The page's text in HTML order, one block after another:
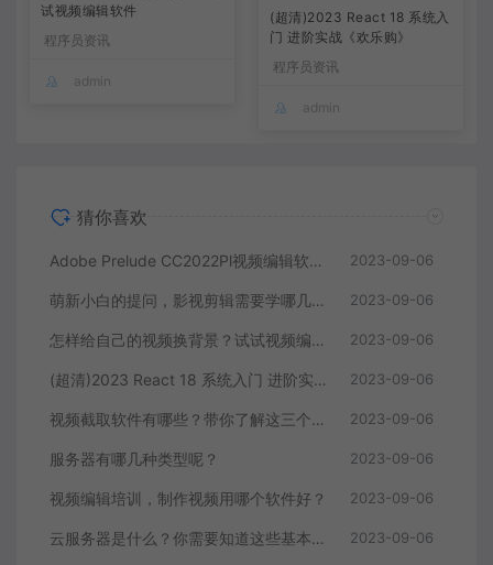
试视频编辑软件
程序员资讯
admin
(超清)2023 React 18 系统入
门 进阶实战《欢乐购》
程序员资讯
admin
猜你喜欢
Adobe Prelude CC2022Pl视频编辑软件中文直装版 2023-09-06
萌新小白的提问，影视剪辑需要学哪几个软件？ 2023-09-06
怎样给自己的视频换背景？试试视频编辑软件 2023-09-06
(超清)2023 React 18 系统入门 进阶实战《欢乐购》 2023-09-06
视频截取软件有哪些？带你了解这三个视频编辑软件 2023-09-06
服务器有哪几种类型呢？ 2023-09-06
视频编辑培训，制作视频用哪个软件好？ 2023-09-06
云服务器是什么？你需要知道这些基本知识 2023-09-06